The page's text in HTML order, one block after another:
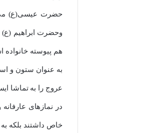
حضرت عیسی(ع) می
وحضرت ابراهیم (ع)
هم پیوسته خانواده
به عنوان ستون و
عروج را به تماشا
در نمازهای
خاص داشتند بلکه